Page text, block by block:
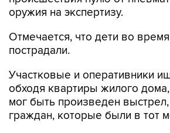
оружия на экспертизу.
Отмечается, что дети во
пострадали.
Участковые и оперативники
обходя квартиры жилого
мог быть произведен
граждан, которые были в тот